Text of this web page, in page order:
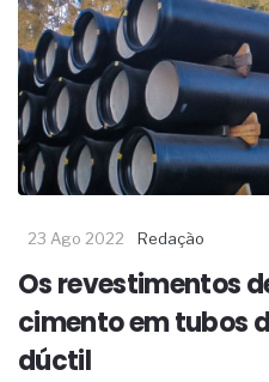
23 Ago 2022 Redação
Os revestimentos
cimento em tubos
dúctil